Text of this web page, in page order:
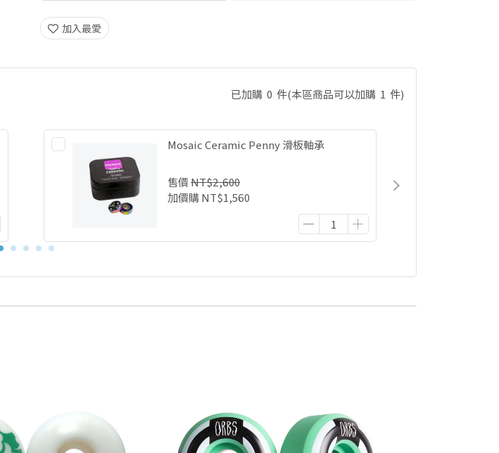
加入最愛
已加購 0 件(本區商品可以加購 1 件)
Mosaic Ceramic Penny 滑板軸承
售價NT$2,600
加價購NT$1,560